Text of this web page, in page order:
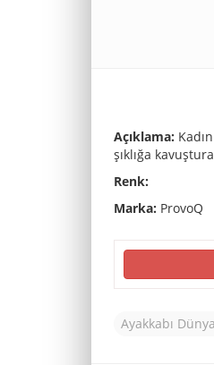
Açıklama:
şıklığa
Renk:
Marka: ProvoQ
Ayakkabı